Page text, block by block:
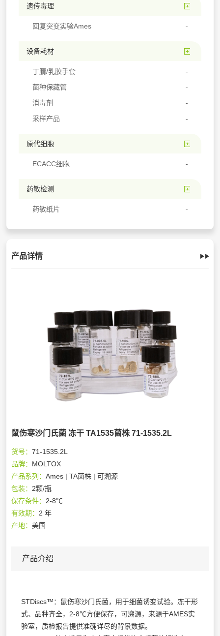
遗传毒理
回复突变实验Ames
设备耗材
丁腈/乳胶手套
菌种保藏管
消毒剂
采样产品
原代细胞
ECACC细胞
药敏检测
药敏纸片
产品详情
鼠伤寒沙门氏菌 冻干 TA1535菌株 71-1535.2L
货号：71-1535.2L
品牌： MOLTOX
产品系列：Ames | TA菌株 | 可溯源
包装：2颗/瓶
保存条件：2-8℃
有效期：2 年
产地：美国
产品介绍
STDiscs™：鼠伤寒沙门氏菌，用于细菌诱变试验。冻干形
式、品种齐全，2-8℃方便保存，可溯源，来源于AMES实
验室，质检报告提供准确详尽的背景数据。